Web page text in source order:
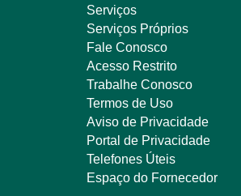
Serviços
Serviços Próprios
Fale Conosco
Acesso Restrito
Trabalhe Conosco
Termos de Uso
Aviso de Privacidade
Portal de Privacidade
Telefones Úteis
Espaço do Fornecedor